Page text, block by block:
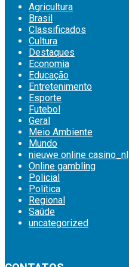
Agricultura
Brasil
Classificados
Cultura
Destaques
Economia
Educação
Entretenimento
Esporte
Futebol
Geral
Meio Ambiente
Mundo
nieuwe online casino_nl
Online gambling
Policial
Política
Regional
Saúde
uncategorized